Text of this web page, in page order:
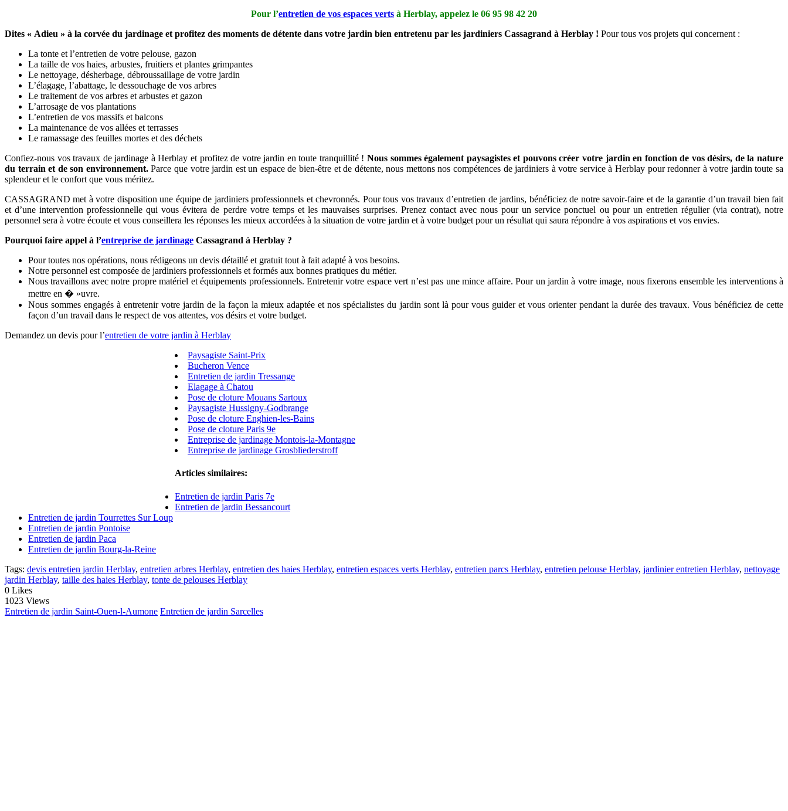
Pour l’entretien de vos espaces verts à Herblay, appelez le 06 95 98 42 20
Dites « Adieu » à la corvée du jardinage et profitez des moments de détente dans votre jardin bien entretenu par les jardiniers Cassagrand à Herblay ! Pour tous vos projets qui concernent :
La tonte et l’entretien de votre pelouse, gazon
La taille de vos haies, arbustes, fruitiers et plantes grimpantes
Le nettoyage, désherbage, débroussaillage de votre jardin
L’élagage, l’abattage, le dessouchage de vos arbres
Le traitement de vos arbres et arbustes et gazon
L’arrosage de vos plantations
L’entretien de vos massifs et balcons
La maintenance de vos allées et terrasses
Le ramassage des feuilles mortes et des déchets
Confiez-nous vos travaux de jardinage à Herblay et profitez de votre jardin en toute tranquillité ! Nous sommes également paysagistes et pouvons créer votre jardin en fonction de vos désirs, de la nature
du terrain et de son environnement.Parce que votre jardin est un espace de bien-être et de détente, nous mettons nos compétences de jardiniers à votre service à Herblay pour redonner à votre jardin toute sa
splendeur et le confort que vous méritez.
CASSAGRAND met à votre disposition une équipe de jardiniers professionnels et chevronnés. Pour tous vos travaux d’entretien de jardins, bénéficiez de notre savoir-faire et de la garantie d’un travail bien fait
et d’une intervention professionnelle qui vous évitera de perdre votre temps et les mauvaises surprises. Prenez contact avec nous pour un service ponctuel ou pour un entretien régulier (via contrat), notre
personnel sera à votre écoute et vous conseillera les réponses les mieux accordées à la situation de votre jardin et à votre budget pour un résultat qui saura répondre à vos aspirations et vos envies.
Pourquoi faire appel à l’entreprise de jardinage Cassagrand à Herblay ?
Pour toutes nos opérations, nous rédigeons un devis détaillé et gratuit tout à fait adapté à vos besoins.
Notre personnel est composée de jardiniers professionnels et formés aux bonnes pratiques du métier.
Nous travaillons avec notre propre matériel et équipements professionnels. Entretenir votre espace vert n’est pas une mince affaire. Pour un jardin à votre image, nous fixerons ensemble les interventions à
mettre en � »uvre.
Nous sommes engagés à entretenir votre jardin de la façon la mieux adaptée et nos spécialistes du jardin sont là pour vous guider et vous orienter pendant la durée des travaux. Vous bénéficiez de cette
façon d’un travail dans le respect de vos attentes, vos désirs et votre budget.
Demandez un devis pour l’entretien de votre jardin à Herblay
Paysagiste Saint-Prix
Bucheron Vence
Entretien de jardin Tressange
Elagage à Chatou
Pose de cloture Mouans Sartoux
Paysagiste Hussigny-Godbrange
Pose de cloture Enghien-les-Bains
Pose de cloture Paris 9e
Entreprise de jardinage Montois-la-Montagne
Entreprise de jardinage Grosbliederstroff
Articles similaires:
Entretien de jardin Paris 7e
Entretien de jardin Bessancourt
Entretien de jardin Tourrettes Sur Loup
Entretien de jardin Pontoise
Entretien de jardin Paca
Entretien de jardin Bourg-la-Reine
Tags: devis entretien jardin Herblay, entretien arbres Herblay, entretien des haies Herblay, entretien espaces verts Herblay, entretien parcs Herblay, entretien pelouse Herblay, jardinier entretien Herblay, nettoyage
jardin Herblay, taille des haies Herblay, tonte de pelouses Herblay
0 Likes
1023 Views
Entretien de jardin Saint-Ouen-l-Aumone Entretien de jardin Sarcelles